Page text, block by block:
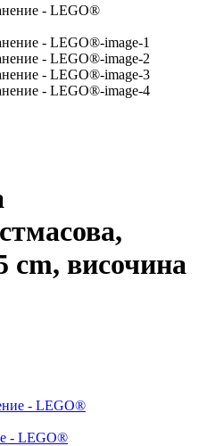
cm, височина
- LEGO®
- LEGO®